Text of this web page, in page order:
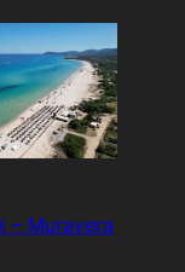
– Muravera